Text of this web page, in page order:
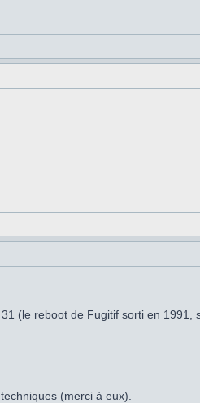
(le reboot de Fugitif sorti en 1991,
(merci à eux).